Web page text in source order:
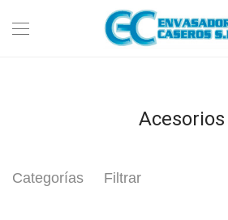
Acesorios
Categorías Filtrar